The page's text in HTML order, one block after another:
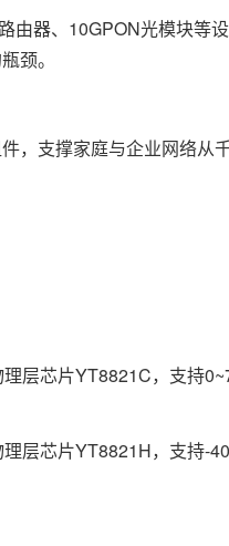
由器、10GPON光模块等
颈。
，支撑家庭与企业网络从
层芯片YT8821C，支持
层芯片YT8821H，支持-